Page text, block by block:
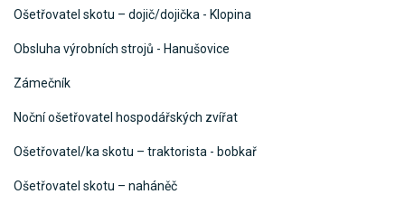
Ošetřovatel skotu – dojič/dojička - Klopina
Obsluha výrobních strojů - Hanušovice
Zámečník
Noční ošetřovatel hospodářských zvířat
Ošetřovatel/ka skotu – traktorista - bobkař
Ošetřovatel skotu – naháněč